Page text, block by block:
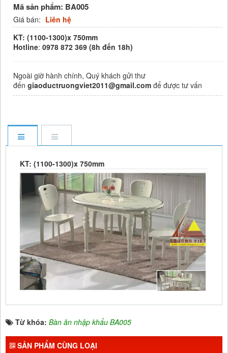
Mã sản phẩm: BA005
Giá bán: Liên hệ
KT: (1100-1300)x 750mm
Hotline: 0978 872 369 (8h đến 18h)
Ngoài giờ hành chính, Quý khách gửi thư
đến giaoductruongviet2011@gmail.com để được tư vấn
KT: (1100-1300)x 750mm
Từ khóa: Bàn ăn nhập khẩu BA005
SẢN PHẨM CÙNG LOẠI